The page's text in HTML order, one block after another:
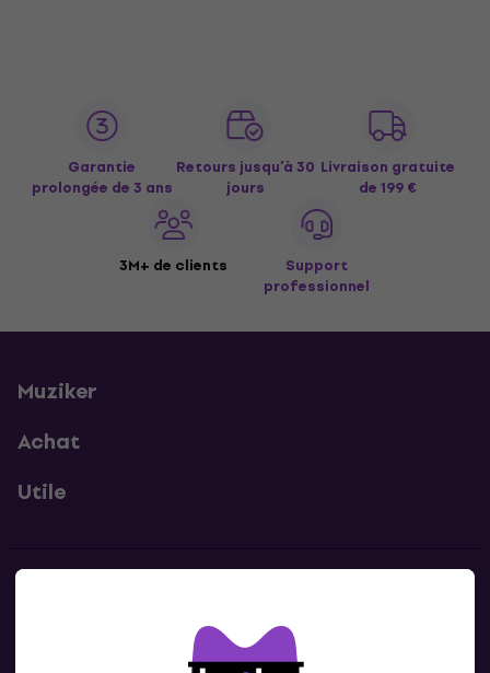
Garantie
prolongée de 3 ans
Retours jusqu’à 30
jours
Livraison gratuite
de 199 €
3M+ de clients
Support
professionnel
Muziker
Achat
Utile
Contacte nous